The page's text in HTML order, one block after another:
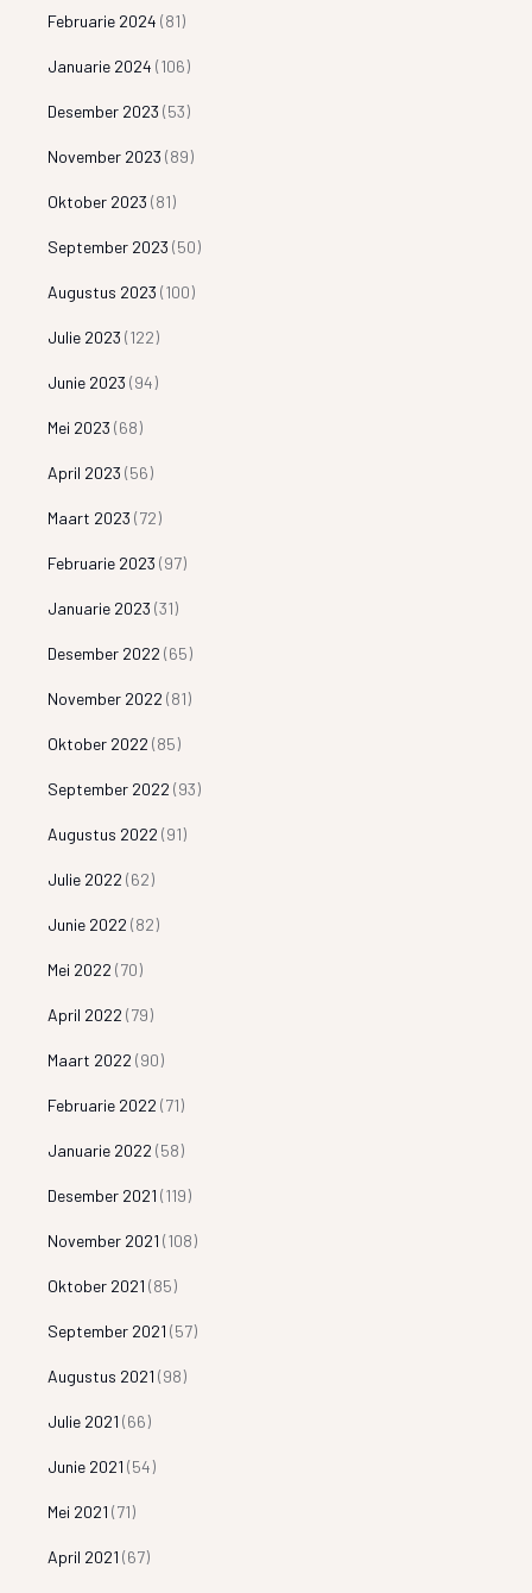
Februarie 2024 (81)
Januarie 2024 (106)
Desember 2023 (53)
November 2023 (89)
Oktober 2023 (81)
September 2023 (50)
Augustus 2023 (100)
Julie 2023 (122)
Junie 2023 (94)
Mei 2023 (68)
April 2023 (56)
Maart 2023 (72)
Februarie 2023 (97)
Januarie 2023 (31)
Desember 2022 (65)
November 2022 (81)
Oktober 2022 (85)
September 2022 (93)
Augustus 2022 (91)
Julie 2022 (62)
Junie 2022 (82)
Mei 2022 (70)
April 2022 (79)
Maart 2022 (90)
Februarie 2022 (71)
Januarie 2022 (58)
Desember 2021 (119)
November 2021 (108)
Oktober 2021 (85)
September 2021 (57)
Augustus 2021 (98)
Julie 2021 (66)
Junie 2021 (54)
Mei 2021 (71)
April 2021 (67)